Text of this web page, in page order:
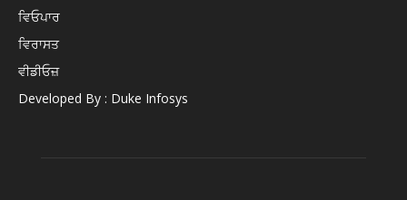
ਵਿਓਪਾਰ
ਵਿਰਾਸਤ
ਵੀਡੀਓਜ਼
Developed By : Duke Infosys